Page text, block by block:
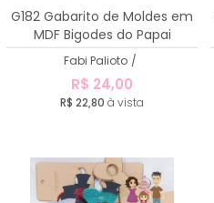
G182 Gabarito de Moldes em
MDF Bigodes do Papai
Fabi Palioto /
R$ 24,00
R$ 22,80 à vista